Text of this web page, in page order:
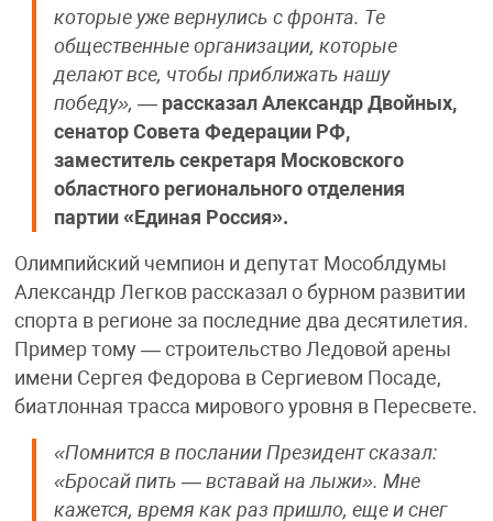
которые уже вернулись с фронта. Те
общественные организации, которые
делают все, чтобы приближать нашу
победу», — рассказал Александр Двойных,
сенатор Совета Федерации РФ,
заместитель секретаря Московского
областного регионального отделения
партии «Единая Россия».
Олимпийский чемпион и депутат Мособлдумы
Александр Легков рассказал о бурном развитии
спорта в регионе за последние два десятилетия.
Пример тому — строительство Ледовой арены
имени Сергея Федорова в Сергиевом Посаде,
биатлонная трасса мирового уровня в Пересвете.
«Помнится в послании Президент сказал:
«Бросай пить — вставай на лыжи». Мне
кажется, время как раз пришло, еще и снег